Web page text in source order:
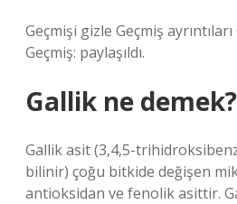
Geçmişi gizle Geçmiş
Geçmiş: paylaşıldı.
Gallik ne demek?
Gallik asit (3,4,5-
bilinir) çoğu bitkide değişen
antioksidan ve fenolik asittir.